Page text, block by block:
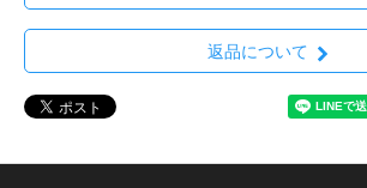
返品について